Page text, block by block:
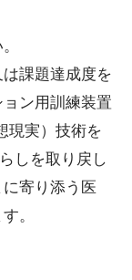
課題達成度を
ン用訓練装置
現実）技術を
しを取り戻し
寄り添う医
。